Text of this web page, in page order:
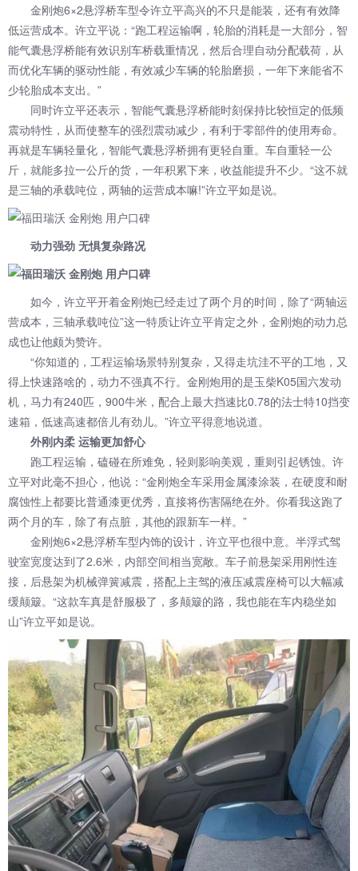
金刚炮6×2悬浮桥车型令许立平高兴的不只是能装，还有有效降
低运营成本。许立平说：“跑工程运输啊，轮胎的消耗是一大部分，智
能气囊悬浮桥能有效识别车桥载重情况，然后合理自动分配载荷，从
而优化车辆的驱动性能，有效减少车辆的轮胎磨损，一年下来能省不
少轮胎成本支出。”
同时许立平还表示，智能气囊悬浮桥能时刻保持比较恒定的低频
震动特性，从而使整车的强烈震动减少，有利于零部件的使用寿命。
再就是车辆轻量化，智能气囊悬浮桥拥有更轻自重。车自重轻一公
斤，就能多拉一公斤的货，一年积累下来，收益能提升不少。“这不就
是三轴的承载吨位，两轴的运营成本嘛!”许立平如是说。
动力强劲 无惧复杂路况
如今，许立平开着金刚炮已经走过了两个月的时间，除了“两轴运
营成本，三轴承载吨位”这一特质让许立平肯定之外，金刚炮的动力总
成也让他颇为赞许。
“你知道的，工程运输场景特别复杂，又得走坑洼不平的工地，又
得上快速路啥的，动力不强真不行。金刚炮用的是玉柴K05国六发动
机，马力有240匹，900牛米，配合上最大挡速比0.78的法士特10挡变
速箱，低速高速都倍儿有劲儿。”许立平得意地说道。
外刚内柔 运输更加舒心
跑工程运输，磕碰在所难免，轻则影响美观，重则引起锈蚀。许
立平对此毫不担心，他说：“金刚炮全车采用金属漆涂装，在硬度和耐
腐蚀性上都要比普通漆更优秀，直接将伤害隔绝在外。你看我这跑了
两个月的车，除了有点脏，其他的跟新车一样。”
金刚炮6×2悬浮桥车型内饰的设计，许立平也很中意。半浮式驾
驶室宽度达到了2.6米，内部空间相当宽敞。车子前悬架采用刚性连
接，后悬架为机械弹簧减震，搭配上主驾的液压减震座椅可以大幅减
缓颠簸。“这款车真是舒服极了，多颠簸的路，我也能在车内稳坐如
山”许立平如是说。